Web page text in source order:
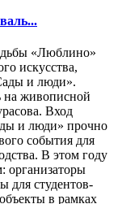
«Люблино»
искусства,
и люди».
на живописной
Вход
и люди» прочно
события для
В этом году
организаторы
для студентов-
в рамках